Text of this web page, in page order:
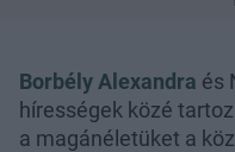
Borbély Alexandra és
hírességek közé
a magánéletüket a